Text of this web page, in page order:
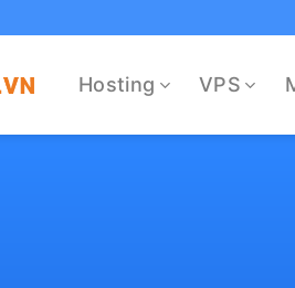
Hosting VPS